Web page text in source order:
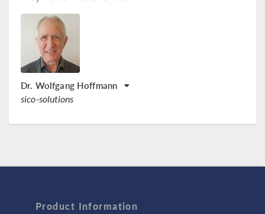
Dr. Wolfgang Hoffmann
sico-solutions
Product Information